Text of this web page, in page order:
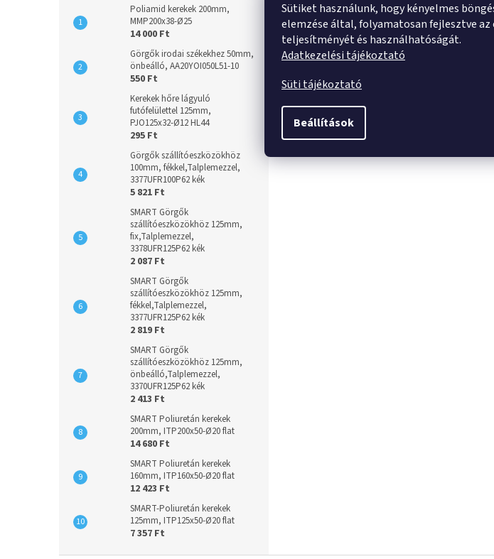
Sütiket használunk, hogy kényelmes
elemzése által, folyamatosan fejlesztve
teljesítményét és használhatóságát.
Adatkezelési tájékoztató
Süti tájékoztató
Beállítások
Poliamid kerekek 200mm,
MMP200x38-Ø25
14 000 Ft
Görgők irodai székekhez 50mm,
önbeálló, AA20YOI050L51-10
550 Ft
Kerekek hőre lágyuló
futófelülettel 125mm,
PJO125x32-Ø12 HL44
295 Ft
Görgők szállítóeszközökhöz
100mm, fékkel,Talplemezzel,
3377UFR100P62 kék
5 821 Ft
SMART Görgők
szállítóeszközökhöz 125mm,
fix,Talplemezzel,
3378UFR125P62 kék
2 087 Ft
SMART Görgők
szállítóeszközökhöz 125mm,
fékkel,Talplemezzel,
3377UFR125P62 kék
2 819 Ft
SMART Görgők
szállítóeszközökhöz 125mm,
önbeálló,Talplemezzel,
3370UFR125P62 kék
2 413 Ft
SMART Poliuretán kerekek
200mm, ITP200x50-Ø20 flat
14 680 Ft
SMART Poliuretán kerekek
160mm, ITP160x50-Ø20 flat
12 423 Ft
SMART-Poliuretán kerekek
125mm, ITP125x50-Ø20 flat
7 357 Ft